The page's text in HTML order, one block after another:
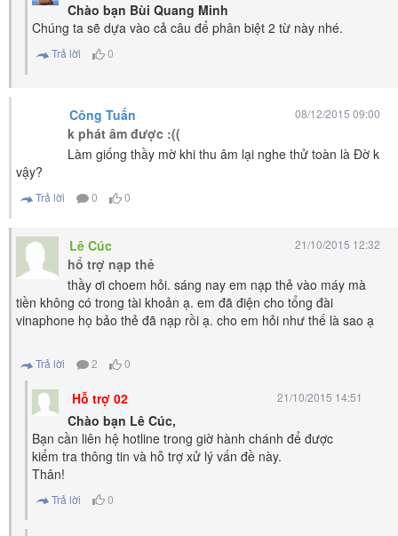
Chào bạn Bùi Quang Minh
Chúng ta sẽ dựa vào cả câu để phân biệt 2 từ này nhé.
Trả lời 0
Công Tuấn 08/12/2015 09:00
k phát âm được :((
Làm giống thầy mờ khi thu âm lại nghe thử toàn là Đờ k
vậy?
Trả lời 0 0
Lê Cúc 21/10/2015 12:32
hổ trợ nạp thẻ
thầy ơi choem hỏi. sáng nay em nạp thẻ vào máy mà
tiền không có trong tài khoản ạ. em đã điện cho tổng đài
vinaphone họ bảo thẻ đã nạp rồi ạ. cho em hỏi như thế là sao ạ
Trả lời 2 0
Hỗ trợ 02 21/10/2015 14:51
Chào bạn Lê Cúc,
Bạn cần liên hệ hotline trong giờ hành chánh để được
kiểm tra thông tin và hỗ trợ xử lý vấn đề này.
Thân!
Trả lời 0